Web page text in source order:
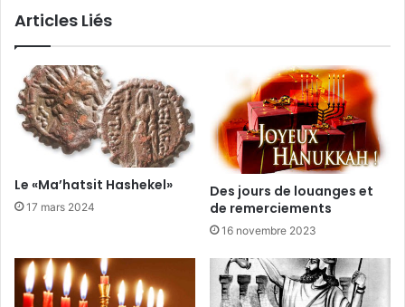
Articles Liés
Le «Ma’hatsit Hashekel»
17 mars 2024
Des jours de louanges et
de remerciements
16 novembre 2023